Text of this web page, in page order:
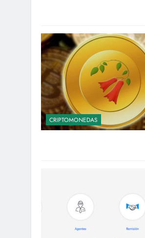
CRIPTOMONEDAS